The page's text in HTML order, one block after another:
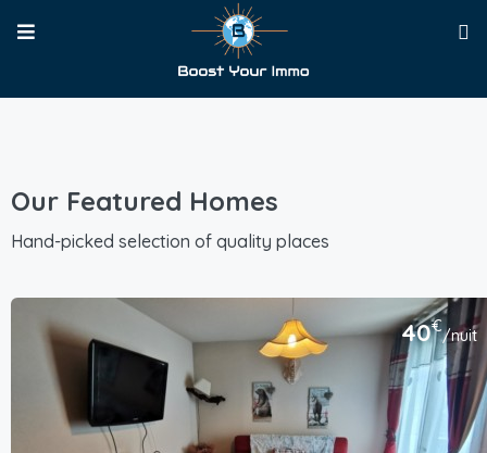
Our Featured Homes
Hand-picked selection of quality places
40€/nuit